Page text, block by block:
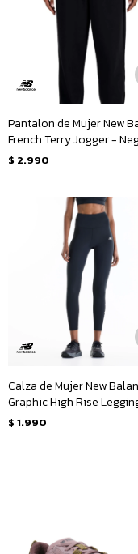
Pantalon de Mujer New
French Terry Jogger -
$ 2.990
Calza de Mujer New
Graphic High Rise
25&quot; - Negro
$ 1.990